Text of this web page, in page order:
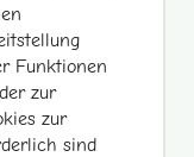
Funktionen
zur
zur
sind